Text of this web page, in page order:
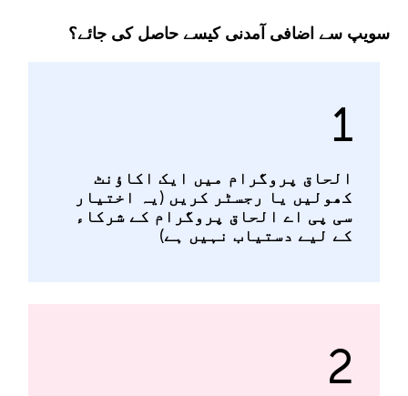
سویپ سے اضافی آمدنی کیسے حاصل کی جائے؟
1
الحاق پروگرام میں ایک اکاؤنٹ
کھولیں یا رجسٹر کریں (یہ اختیار
سی پی اے الحاق پروگرام کے شرکاء
کے لیے دستیاب نہیں ہے)
2